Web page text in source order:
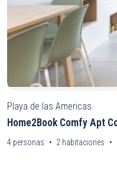
Playa de las Americas
Home2Book Comfy Apt
4 personas 2 habitaciones